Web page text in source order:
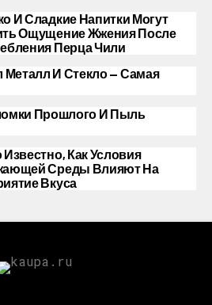
И Сладкие Напитки Могут
Ощущение Жжения После
Перца Чили
И Стекло — Самая
Прошлого И Пыль
Известно, Как Условия
Среды Влияют На
Вкуса